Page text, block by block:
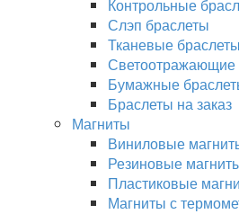
Контрольные
Слэп браслеты
Тканевые браслеты
Светоотражающие
Бумажные
Браслеты на заказ
Магниты
Виниловые
Резиновые
Пластиковые
Магниты с